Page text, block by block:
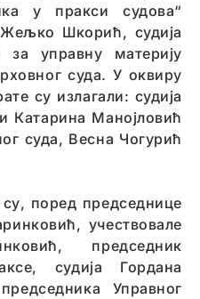
у пракси судова“
Жељко Шкорић, судија
за управну материју
суда. У оквиру
су излагали: судија
Катарина Манојловић
суда, Весна Чогурић
поред председнице
учествовале
председник
судија Гордана
Управног